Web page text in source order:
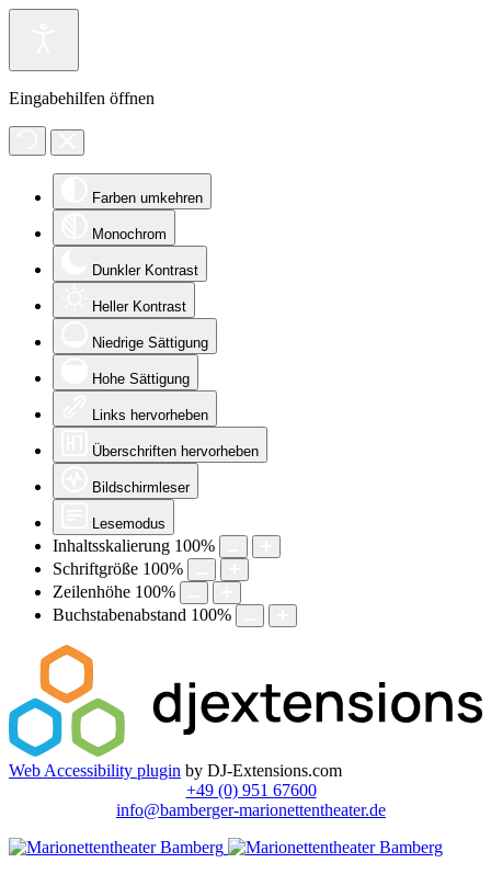
Eingabehilfen öffnen
Farben umkehren
Monochrom
Dunkler Kontrast
Heller Kontrast
Niedrige Sättigung
Hohe Sättigung
Links hervorheben
Überschriften hervorheben
Bildschirmleser
Lesemodus
Inhaltsskalierung 100%
Schriftgröße 100%
Zeilenhöhe 100%
Buchstabenabstand 100%
Web Accessibility plugin by DJ-Extensions.com
+49 (0) 951 67600
info@bamberger-marionettentheater.de